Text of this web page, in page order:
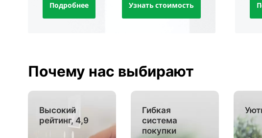
Подробнее Узнать стоимость
Почему нас выбирают
Высокий
рейтинг, 4,9
Гибкая
система
покупки